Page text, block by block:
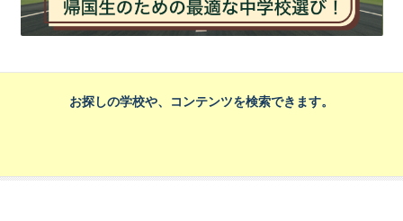
お探しの学校や、コンテンツを検索できます。